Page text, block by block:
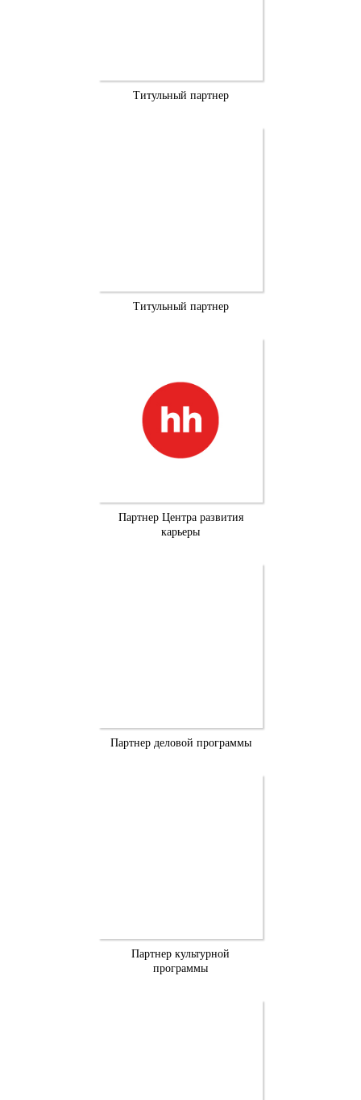
Титульный партнер
Титульный партнер
Партнер Центра развития
карьеры
Партнер деловой программы
Партнер культурной
программы